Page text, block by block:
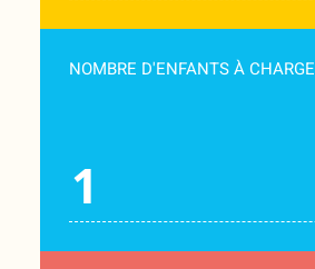
NOMBRE D'ENFANTS À CHARGE